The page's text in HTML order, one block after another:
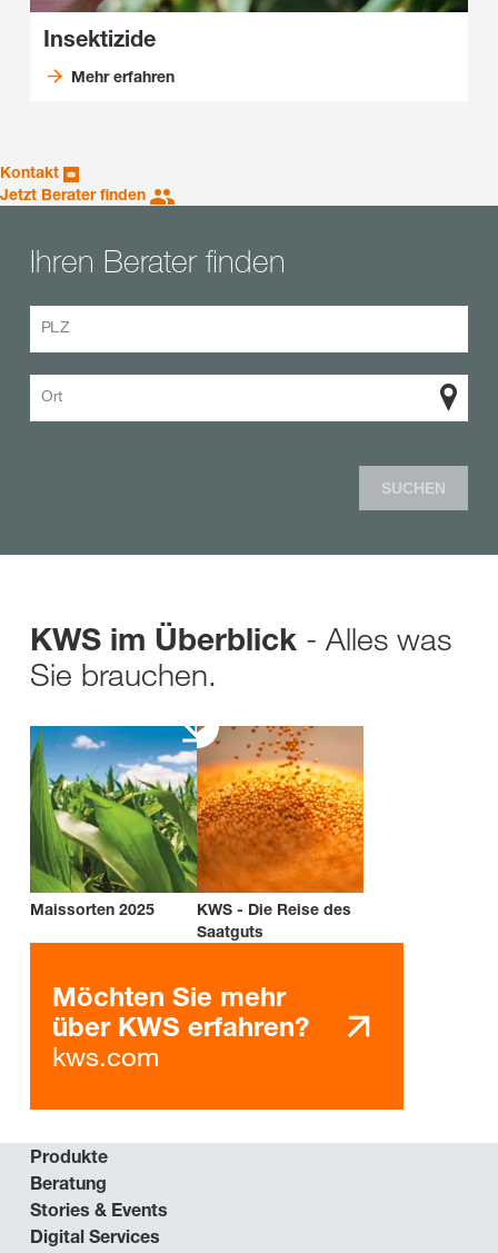
Insektizide
Mehr erfahren
Kontakt
Jetzt Berater finden
Ihren Berater finden
PLZ
Ort
SUCHEN
KWS im Überblick - Alles was
Sie brauchen.
Maissorten 2025
KWS - Die Reise des
Saatguts
Möchten Sie mehr
über KWS erfahren?
kws.com
Produkte
Beratung
Stories & Events
Digital Services